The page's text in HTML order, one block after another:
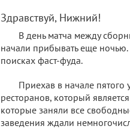
Здравствуй, Нижний!
В день матча между
начали прибывать еще ночью.
поисках фаст-фуда.
Приехав в начале пятого
ресторанов, который
которые заняли все
заведения ждали